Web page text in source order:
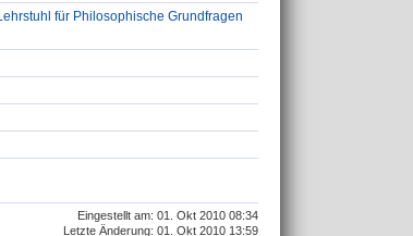
für Philosophische Grundfragen
Eingestellt am: 01. Okt 2010 08:34
Letzte Änderung: 01. Okt 2010 13:59